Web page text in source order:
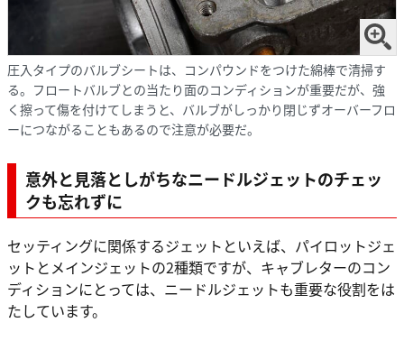
圧入タイプのバルブシートは、コンパウンドをつけた綿棒で清掃す
る。フロートバルブとの当たり面のコンディションが重要だが、強
く擦って傷を付けてしまうと、バルブがしっかり閉じずオーバーフロ
ーにつながることもあるので注意が必要だ。
意外と見落としがちなニードルジェットのチェッ
クも忘れずに
セッティングに関係するジェットといえば、パイロットジェ
ットとメインジェットの2種類ですが、キャブレターのコン
ディションにとっては、ニードルジェットも重要な役割をは
たしています。